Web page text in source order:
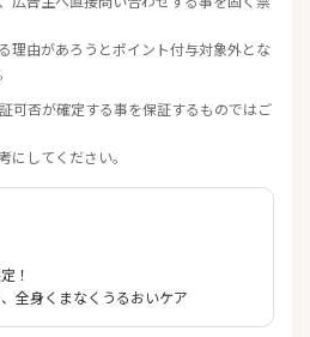
理由があろうとポイント付与対象外とな
可否が確定する事を保証するものではご
にしてください。
！
全身くまなくうるおいケア